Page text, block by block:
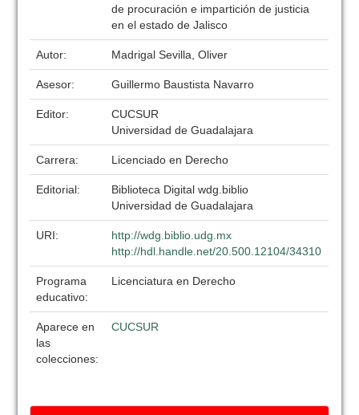
de procuración e impartición de justicia
en el estado de Jalisco
Autor: Madrigal Sevilla, Oliver
Asesor: Guillermo Baustista Navarro
Editor:
CUCSUR
Universidad de Guadalajara
Carrera: Licenciado en Derecho
Editorial:
Biblioteca Digital wdg.biblio
Universidad de Guadalajara
URI:
http://wdg.biblio.udg.mx
http://hdl.handle.net/20.500.12104/34310
Programa
educativo:
Licenciatura en Derecho
Aparece en
las
colecciones:
CUCSUR